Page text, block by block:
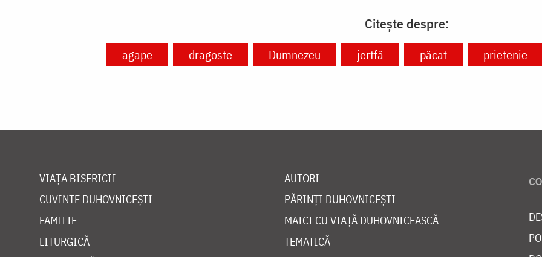
Citește despre:
agape dragoste Dumnezeu jertfă păcat prietenie
VIAȚA BISERICII
CUVINTE DUHOVNICEȘTI
FAMILIE
LITURGICĂ
AUTORI
PĂRINȚI DUHOVNICEȘTI
MAICI CU VIAȚĂ DUHOVNICEASCĂ
TEMATICĂ